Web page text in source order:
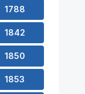
1788
1842
1850
1853